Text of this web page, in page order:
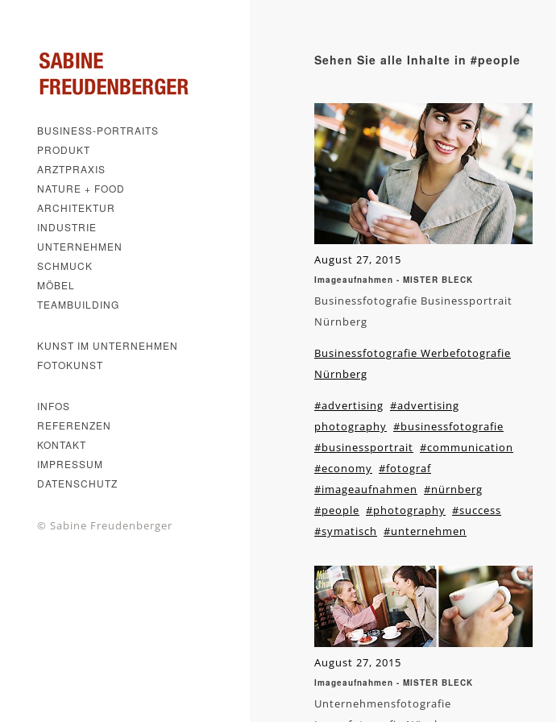
BUSINESS-PORTRAITS
PRODUKT
ARZTPRAXIS
NATURE + FOOD
ARCHITEKTUR
INDUSTRIE
UNTERNEHMEN
SCHMUCK
MÖBEL
TEAMBUILDING
KUNST IM UNTERNEHMEN
FOTOKUNST
INFOS
REFERENZEN
KONTAKT
IMPRESSUM
DATENSCHUTZ
© Sabine Freudenberger
Sehen Sie alle Inhalte in #people
August 27, 2015
Imageaufnahmen - MISTER BLECK
Businessfotografie Businessportrait
Nürnberg
Businessfotografie Werbefotografie
Nürnberg
#advertising #advertising
photography #businessfotografie
#businessportrait #communication
#economy #fotograf
#imageaufnahmen #nürnberg
#people #photography #success
#symatisch #unternehmen
August 27, 2015
Imageaufnahmen - MISTER BLECK
Unternehmensfotografie